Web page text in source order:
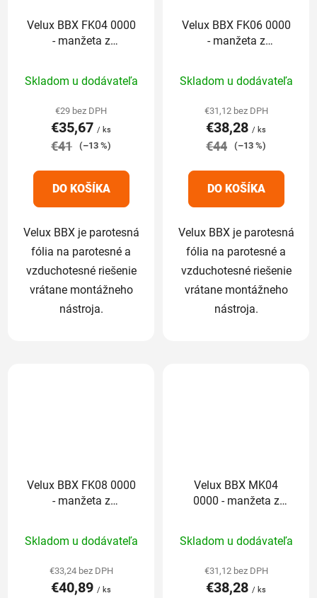
Velux BBX FK04 0000
- manžeta z
hodnotenie
produktu
je
5,0
5
hviezdičiek.
Skladom u dodávateľa
€29 bez DPH
€35,67 / ks
€41 (–13 %)
DO KOŠÍKA
Velux BBX je parotesná
fólia na parotesné a
vzduchotesné riešenie
vrátane montážneho
nástroja.
Velux BBX FK06 0000
- manžeta z
hodnotenie
produktu
je
5,0
5
hviezdičiek.
Skladom u dodávateľa
€31,12 bez DPH
€38,28 / ks
€44 (–13 %)
DO KOŠÍKA
Velux BBX je parotesná
fólia na parotesné a
vzduchotesné riešenie
vrátane montážneho
nástroja.
Velux BBX FK08 0000
- manžeta z
hodnotenie
produktu
je
Skladom u dodávateľa
€33,24 bez DPH
€40,89 / ks
Velux BBX MK04
0000 - manžeta z
hodnotenie
produktu
je
Skladom u dodávateľa
€31,12 bez DPH
€38,28 / ks